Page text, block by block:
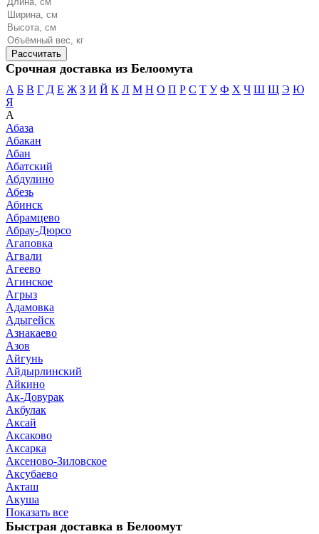
Срочная доставка из Белоомута
А Б В Г Д Е Ж З И Й К Л М Н О П Р С Т У Ф Х Ч Ш Щ Э Ю
Я
А
Абаза
Абакан
Абан
Абатский
Абдулино
Абезь
Абинск
Абрамцево
Абрау-Дюрсо
Агаповка
Агвали
Агеево
Агинское
Агрыз
Адамовка
Адыгейск
Азнакаево
Азов
Айгунь
Айдырлинский
Айкино
Ак-Довурак
Акбулак
Аксай
Аксаково
Аксарка
Аксеново-Зиловское
Аксубаево
Акташ
Акуша
Показать все
Быстрая доставка в Белоомут